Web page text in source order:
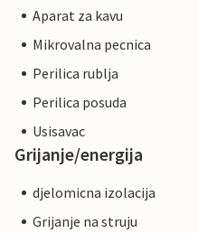
Aparat za kavu
Mikrovalna pecnica
Perilica rublja
Perilica posuda
Usisavac
Grijanje/energija
djelomicna izolacija
Grijanje na struju